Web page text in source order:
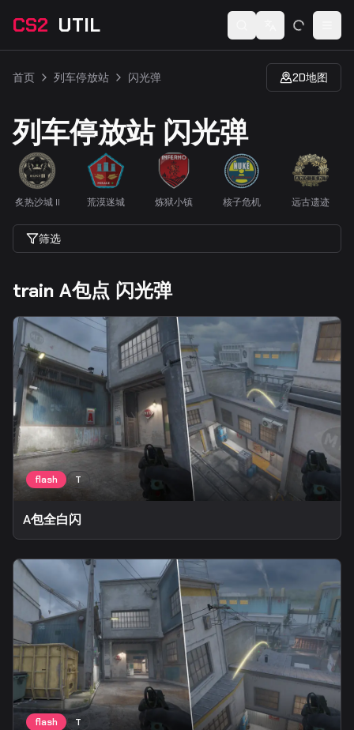
CS2 UTIL Switch language
首页 列车停放站 闪光弹 2D地图
列车停放站 闪光弹
炙热沙城 II 荒漠迷城 炼狱小镇 核子危机 远古遗迹
筛选
train A包点 闪光弹
A包全白闪